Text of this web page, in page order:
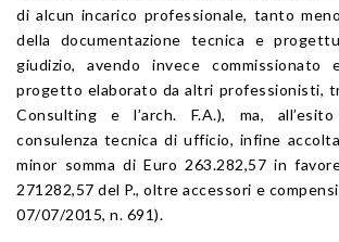
di alcun incarico professionale, tanto
della documentazione tecnica e
giudizio, avendo invece commissionato
progetto elaborato da altri professionisti,
Consulting e l’arch. F.A.), ma,
consulenza tecnica di ufficio, infine
minor somma di Euro 263.282,57 in
271282,57 del P., oltre accessori e
07/07/2015, n. 691).